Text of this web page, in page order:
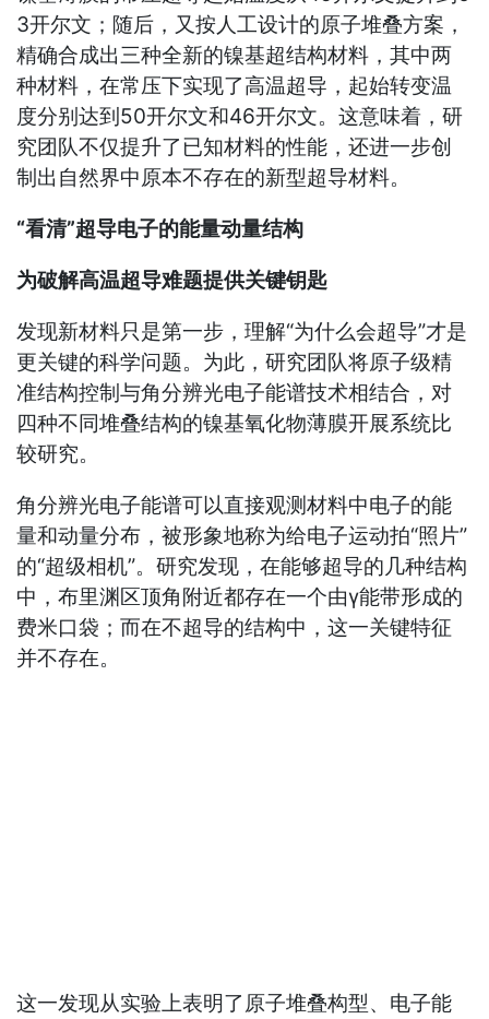
3开尔文；随后，又按人工设计的原子堆叠方案，
精确合成出三种全新的镍基超结构材料，其中两
种材料，在常压下实现了高温超导，起始转变温
度分别达到50开尔文和46开尔文。这意味着，研
究团队不仅提升了已知材料的性能，还进一步创
制出自然界中原本不存在的新型超导材料。
“看清”超导电子的能量动量结构
为破解高温超导难题提供关键钥匙
发现新材料只是第一步，理解“为什么会超导”才是
更关键的科学问题。为此，研究团队将原子级精
准结构控制与角分辨光电子能谱技术相结合，对
四种不同堆叠结构的镍基氧化物薄膜开展系统比
较研究。
角分辨光电子能谱可以直接观测材料中电子的能
量和动量分布，被形象地称为给电子运动拍“照片”
的“超级相机”。研究发现，在能够超导的几种结构
中，布里渊区顶角附近都存在一个由γ能带形成的
费米口袋；而在不超导的结构中，这一关键特征
并不存在。
这一发现从实验上表明了原子堆叠构型、电子能